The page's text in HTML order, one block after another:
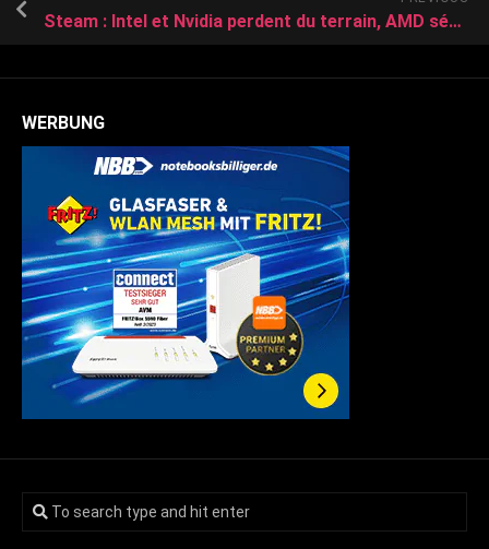
Steam : Intel et Nvidia perdent du terrain, AMD séduit les joueurs
WERBUNG